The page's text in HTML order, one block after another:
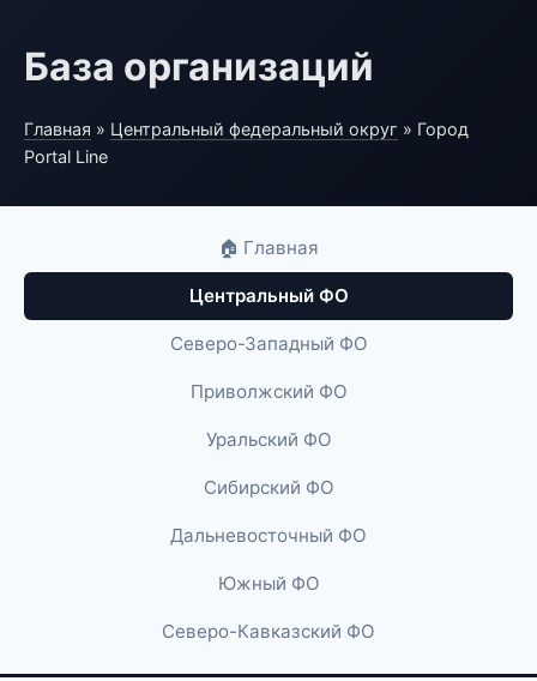
База организаций
Главная » Центральный федеральный округ » Город
Portal Line
🏠 Главная
Центральный ФО
Северо-Западный ФО
Приволжский ФО
Уральский ФО
Сибирский ФО
Дальневосточный ФО
Южный ФО
Северо-Кавказский ФО